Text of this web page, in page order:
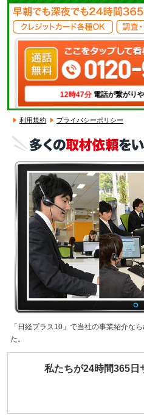
12時47分 電話が繋がり
利用規約 プライバシーポリシー
「日経プラス10」で当社の事業紹介な
た。
私たちが24時間365日